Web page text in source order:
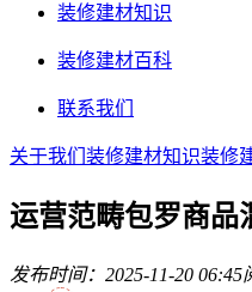
装修建材知识
装修建材百科
联系我们
关于我们 装修建材知识装修
运营范畴包罗商品
发布时间：2025-11-20 06:45